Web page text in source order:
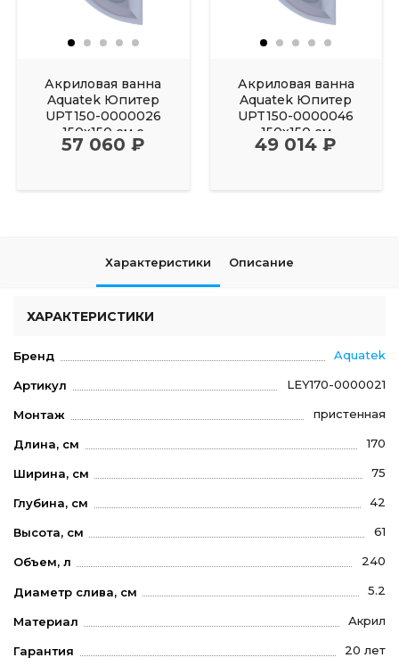
Акриловая ванна
Aquatek Юпитер
UPT150-0000026
150х150 см с
фронтальным
57 060 ₽
Акриловая ванна
Aquatek Юпитер
UPT150-0000046
150х150 см
49 014 ₽
Характеристики Описание
ХАРАКТЕРИСТИКИ
Бренд Aquatek
Артикул LEY170-0000021
Монтаж пристенная
Длина, см 170
Ширина, см 75
Глубина, см 42
Высота, см 61
Объем, л 240
Диаметр слива, см 5.2
Материал Акрил
Гарантия 20 лет